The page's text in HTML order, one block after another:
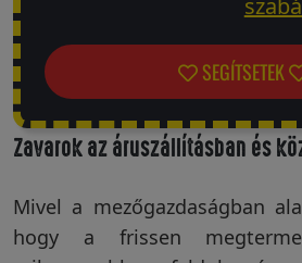
SEGÍTSETEK
Zavarok az áruszállításban és
Mivel a mezőgazdaságban
hogy a frissen